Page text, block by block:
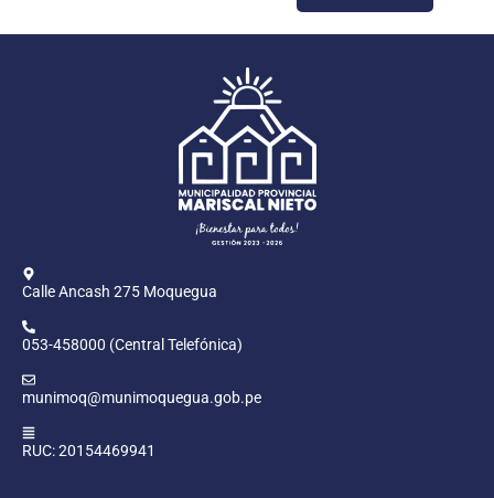
Calle Ancash 275 Moquegua
053-458000 (Central Telefónica)
munimoq@munimoquegua.gob.pe
RUC: 20154469941